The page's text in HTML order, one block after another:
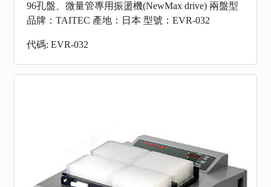
96孔盤、微量管專用振盪機(NewMax drive) 兩盤型
品牌：TAITEC 產地：日本 型號：EVR-032
代碼: EVR-032